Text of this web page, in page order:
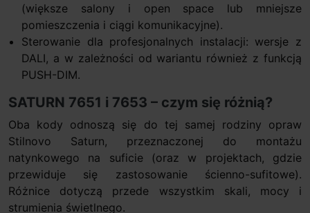
(większe salony i open space lub mniejsze
pomieszczenia i ciągi komunikacyjne).
Sterowanie dla profesjonalnych instalacji: wersje z
DALI, a w zależności od wariantu również z funkcją
PUSH-DIM.
SATURN 7651 i 7653 – czym się różnią?
Oba kody odnoszą się do tej samej rodziny opraw
Stilnovo Saturn, przeznaczonej do montażu
natynkowego na suficie (oraz w projektach, gdzie
przewiduje się zastosowanie ścienno-sufitowe).
Różnice dotyczą przede wszystkim skali, mocy i
strumienia świetlnego.